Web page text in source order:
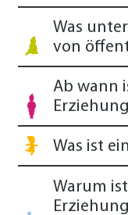
Was
von
Ab wann
Was ist
Warum